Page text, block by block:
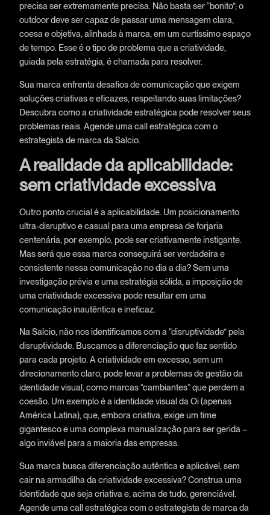
precisa ser extremamente precisa. Não basta ser “bonito”; o
outdoor deve ser capaz de passar uma mensagem clara,
coesa e objetiva, alinhada à marca, em um curtíssimo espaço
de tempo. Esse é o tipo de problema que a criatividade,
guiada pela estratégia, é chamada para resolver.
Sua marca enfrenta desafios de comunicação que exigem
soluções criativas e eficazes, respeitando suas limitações?
Descubra como a criatividade estratégica pode resolver seus
problemas reais. Agende uma call estratégica com o
estrategista de marca da Salcio.
A realidade da aplicabilidade:
sem criatividade excessiva
Outro ponto crucial é a aplicabilidade. Um posicionamento
ultra-disruptivo e casual para uma empresa de forjaria
centenária, por exemplo, pode ser criativamente instigante.
Mas será que essa marca conseguirá ser verdadeira e
consistente nessa comunicação no dia a dia? Sem uma
investigação prévia e uma estratégia sólida, a imposição de
uma criatividade excessiva pode resultar em uma
comunicação inautêntica e ineficaz.
Na Salcio, não nos identificamos com a “disruptividade” pela
disruptividade. Buscamos a diferenciação que faz sentido
para cada projeto. A criatividade em excesso, sem um
direcionamento claro, pode levar a problemas de gestão da
identidade visual, como marcas “cambiantes” que perdem a
coesão. Um exemplo é a identidade visual da Oi (apenas
América Latina), que, embora criativa, exige um time
gigantesco e uma complexa manualização para ser gerida –
algo inviável para a maioria das empresas.
Sua marca busca diferenciação autêntica e aplicável, sem
cair na armadilha da criatividade excessiva? Construa uma
identidade que seja criativa e, acima de tudo, gerenciável.
Agende uma call estratégica com o estrategista de marca da